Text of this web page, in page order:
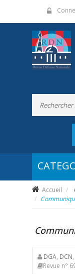
Accueil
DGA, DCN,
Revue n°